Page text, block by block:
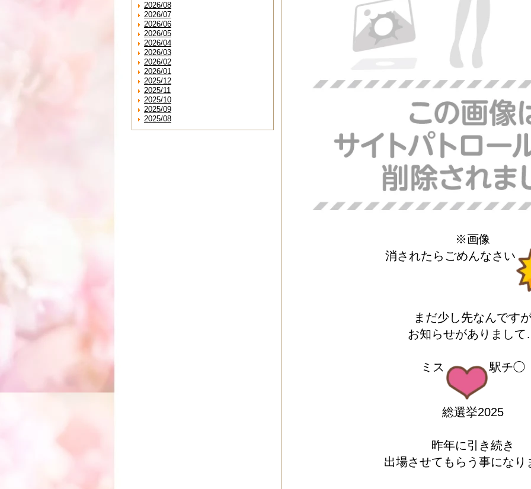
2026/08
2026/07
2026/06
2026/05
2026/04
2026/03
2026/02
2026/01
2025/12
2025/11
2025/10
2025/09
2025/08
※画像
消されたらごめんなさい
まだ少し先なんです
お知らせがありまし
ミス 駅チ◯
総選挙2025
昨年に引き続き
出場させてもらう事になり